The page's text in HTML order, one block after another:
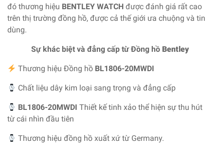
đó thương hiệu BENTLEY WATCH được đánh giá rất cao
trên thị trường đồng hồ, được cả thế giới ưa chuộng và tin
dùng.
Sự khác biệt và đẳng cấp từ Đồng hồ Bentley
Thương hiệu Đồng hồ BL1806-20MWDI
Chất liệu dây kim loại sang trọng và đẳng cấp
BL1806-20MWDI Thiết kế tinh xảo thể hiện sự thu hút
từ cái nhìn đầu tiên
Thương hiệu đồng hồ xuất xứ từ Germany.